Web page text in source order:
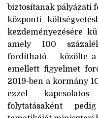
biztosítanak pályázati
központi
kezdeményezésére
amely 100
fordítható – közölte
emellett figyelmet
2019-ben a kormány
ezzel kapcsolatos
folytatásaként